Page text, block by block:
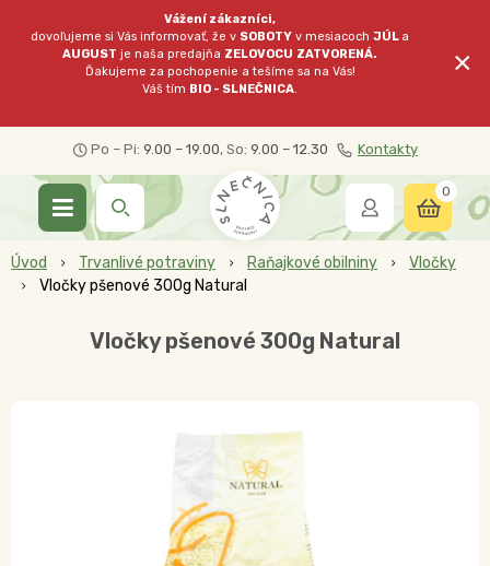
Vážení zákazníci,
dovoľujeme si Vás informovať, že v SOBOTY v mesiacochJÚL a
AUGUST je naša predajňa ZELOVOCU ZATVORENÁ.
Ďakujeme za pochopenie a tešíme sa na Vás!
Váš tím BIO - SLNEČNICA.
×
Po – Pi: 9.00 – 19.00, So: 9.00 – 12.30 Kontakty
0
Úvod Trvanlivé potraviny Raňajkové obilniny
Vločky
Vločky pšenové 300g Natural
Vločky pšenové 300g Natural